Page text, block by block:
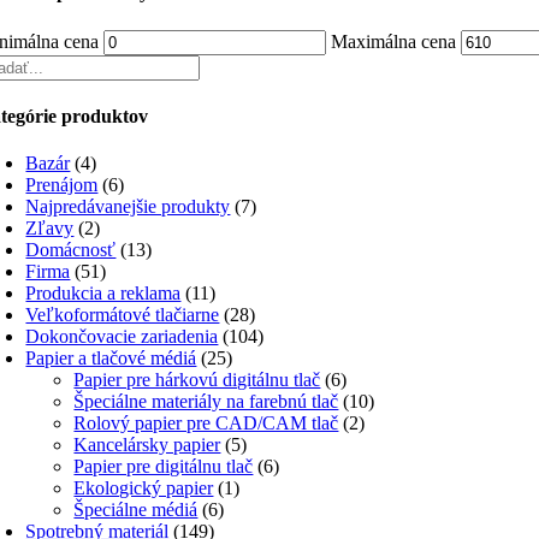
cena Maximálna cena
produktov
Bazár (4)
Prenájom (6)
Najpredávanejšie produkty (7)
Zľavy (2)
Domácnosť (13)
Firma (51)
Produkcia a reklama (11)
Veľkoformátové tlačiarne (28)
Dokončovacie zariadenia (104)
Papier a tlačové médiá (25)
Papier pre hárkovú digitálnu tlač (6)
Špeciálne materiály na farebnú tlač (10)
Rolový papier pre CAD/CAM tlač (2)
Kancelársky papier (5)
Papier pre digitálnu tlač (6)
Ekologický papier (1)
Špeciálne médiá (6)
Spotrebný materiál (149)